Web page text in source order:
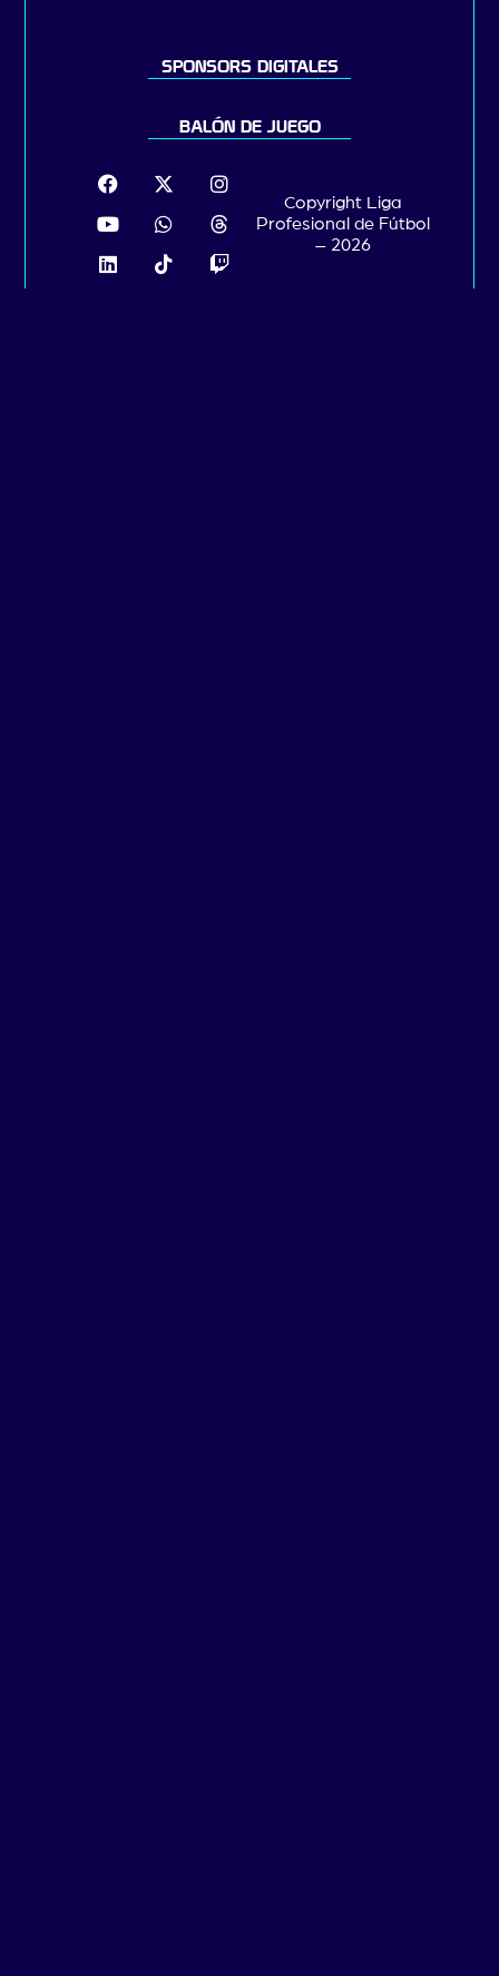
SPONSORS DIGITALES
BALÓN DE JUEGO
Copyright Liga
Profesional de Fútbol
– 2026